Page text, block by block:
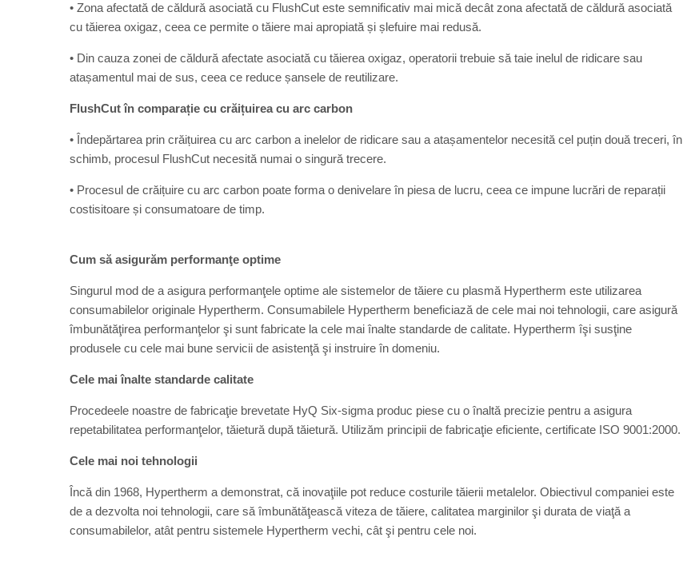
• Zona afectată de căldură asociată cu FlushCut este semnificativ mai mică decât zona afectată de căldură asociată
cu tăierea oxigaz, ceea ce permite o tăiere mai apropiată și șlefuire mai redusă.
• Din cauza zonei de căldură afectate asociată cu tăierea oxigaz, operatorii trebuie să taie inelul de ridicare sau
atașamentul mai de sus, ceea ce reduce șansele de reutilizare.
FlushCut în comparație cu crăițuirea cu arc carbon
• Îndepărtarea prin crăițuirea cu arc carbon a inelelor de ridicare sau a atașamentelor necesită cel puțin două treceri, în
schimb, procesul FlushCut necesită numai o singură trecere.
• Procesul de crăițuire cu arc carbon poate forma o denivelare în piesa de lucru, ceea ce impune lucrări de reparații
costisitoare și consumatoare de timp.
Cum să asigurăm performanţe optime
Singurul mod de a asigura performanţele optime ale sistemelor de tăiere cu plasmă Hypertherm este utilizarea
consumabilelor originale Hypertherm. Consumabilele Hypertherm beneficiază de cele mai noi tehnologii, care asigură
îmbunătăţirea performanţelor şi sunt fabricate la cele mai înalte standarde de calitate. Hypertherm îşi susţine
produsele cu cele mai bune servicii de asistenţă şi instruire în domeniu.
Cele mai înalte standarde calitate
Procedeele noastre de fabricaţie brevetate HyQ Six-sigma produc piese cu o înaltă precizie pentru a asigura
repetabilitatea performanţelor, tăietură după tăietură. Utilizăm principii de fabricaţie eficiente, certificate ISO 9001:2000.
Cele mai noi tehnologii
Încă din 1968, Hypertherm a demonstrat, că inovaţiile pot reduce costurile tăierii metalelor. Obiectivul companiei este
de a dezvolta noi tehnologii, care să îmbunătăţească viteza de tăiere, calitatea marginilor şi durata de viaţă a
consumabilelor, atât pentru sistemele Hypertherm vechi, cât şi pentru cele noi.